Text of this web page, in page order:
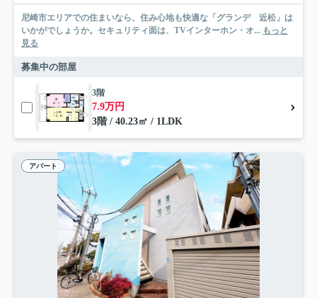
尼崎市エリアでの住まいなら、住み心地も快適な「グランデ 近松」は
いかがでしょうか。セキュリティ面は、TVインターホン・オ... もっと
見る
募集中の部屋
3階
7.9万円
3階 / 40.23㎡ / 1LDK
アパート